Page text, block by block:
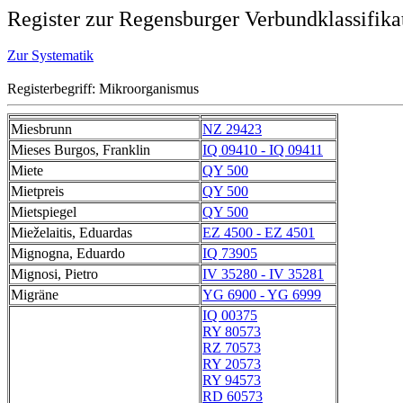
Register zur Regensburger
Zur Systematik
Registerbegriff: Mikroorganismus
Miesbrunn
NZ 29423
Mieses Burgos, Franklin
IQ 09410 - IQ 09411
Miete
QY 500
Mietpreis
QY 500
Mietspiegel
QY 500
Mieželaitis, Eduardas
EZ 4500 - EZ 4501
Mignogna, Eduardo
IQ 73905
Mignosi, Pietro
IV 35280 - IV 35281
Migräne
YG 6900 - YG 6999
IQ 00375
RY 80573
RZ 70573
RY 20573
RY 94573
RD 60573